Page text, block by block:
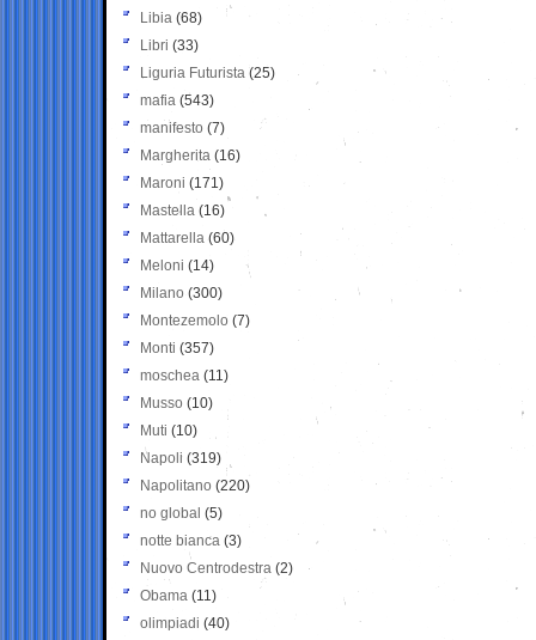
Libia (68)
Libri (33)
Liguria Futurista (25)
mafia (543)
manifesto (7)
Margherita (16)
Maroni (171)
Mastella (16)
Mattarella (60)
Meloni (14)
Milano (300)
Montezemolo (7)
Monti (357)
moschea (11)
Musso (10)
Muti (10)
Napoli (319)
Napolitano (220)
no global (5)
notte bianca (3)
Nuovo Centrodestra (2)
Obama (11)
olimpiadi (40)